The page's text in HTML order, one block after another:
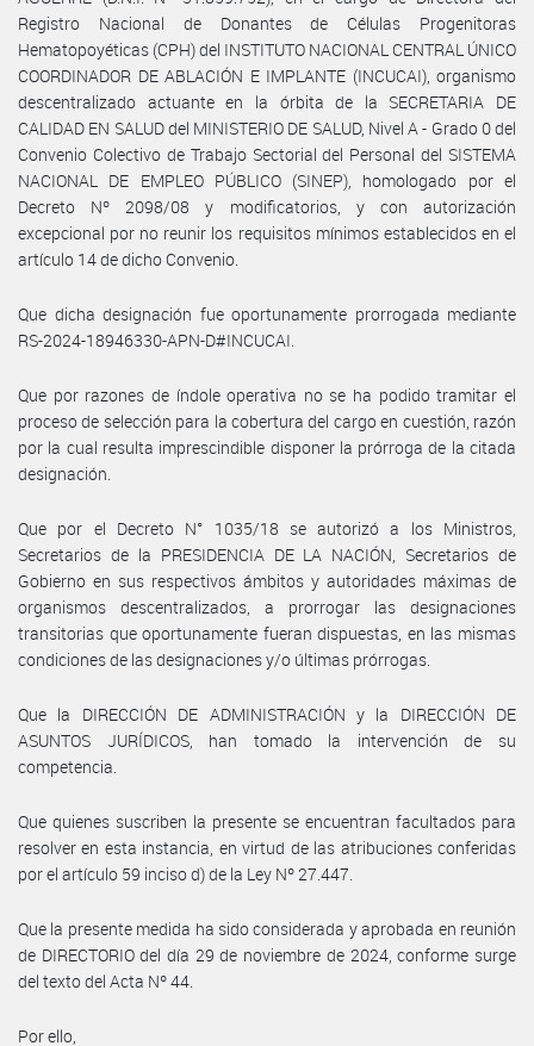
Registro Nacional de Donantes de Células Progenitoras
Hematopoyéticas (CPH) del INSTITUTO NACIONAL CENTRAL ÚNICO
COORDINADOR DE ABLACIÓN E IMPLANTE (INCUCAI), organismo
descentralizado actuante en la órbita de la SECRETARIA DE
CALIDAD EN SALUD del MINISTERIO DE SALUD, Nivel A - Grado 0 del
Convenio Colectivo de Trabajo Sectorial del Personal del SISTEMA
NACIONAL DE EMPLEO PÚBLICO (SINEP), homologado por el
Decreto Nº 2098/08 y modificatorios, y con autorización
excepcional por no reunir los requisitos mínimos establecidos en el
artículo 14 de dicho Convenio.
Que dicha designación fue oportunamente prorrogada mediante
RS-2024-18946330-APN-D#INCUCAI.
Que por razones de índole operativa no se ha podido tramitar el
proceso de selección para la cobertura del cargo en cuestión, razón
por la cual resulta imprescindible disponer la prórroga de la citada
designación.
Que por el Decreto N° 1035/18 se autorizó a los Ministros,
Secretarios de la PRESIDENCIA DE LA NACIÓN, Secretarios de
Gobierno en sus respectivos ámbitos y autoridades máximas de
organismos descentralizados, a prorrogar las designaciones
transitorias que oportunamente fueran dispuestas, en las mismas
condiciones de las designaciones y/o últimas prórrogas.
Que la DIRECCIÓN DE ADMINISTRACIÓN y la DIRECCIÓN DE
ASUNTOS JURÍDICOS, han tomado la intervención de su
competencia.
Que quienes suscriben la presente se encuentran facultados para
resolver en esta instancia, en virtud de las atribuciones conferidas
por el artículo 59 inciso d) de la Ley Nº 27.447.
Que la presente medida ha sido considerada y aprobada en reunión
de DIRECTORIO del día 29 de noviembre de 2024, conforme surge
del texto del Acta Nº 44.
Por ello,